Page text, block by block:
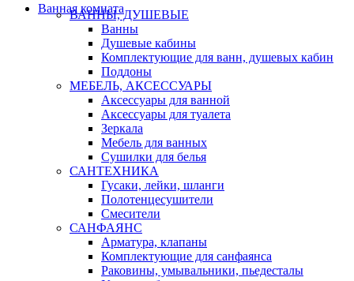
Ванная комната
ВАННЫ, ДУШЕВЫЕ
Ванны
Душевые кабины
Комплектующие для ванн, душевых кабин
Поддоны
МЕБЕЛЬ, АКСЕССУАРЫ
Аксессуары для ванной
Аксессуары для туалета
Зеркала
Мебель для ванных
Сушилки для белья
САНТЕХНИКА
Гусаки, лейки, шланги
Полотенцесушители
Смесители
САНФАЯНС
Арматура, клапаны
Комплектующие для санфаянса
Раковины, умывальники, пьедесталы